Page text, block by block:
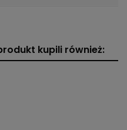
kupili również: